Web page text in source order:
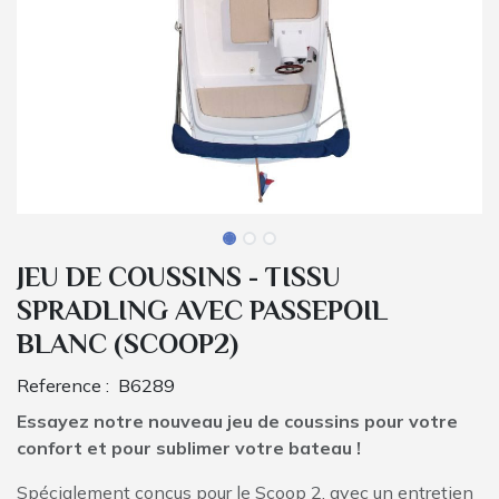
JEU DE COUSSINS - TISSU
SPRADLING AVEC PASSEPOIL
BLANC (SCOOP2)
Reference : B6289
Essayez notre nouveau jeu de coussins pour votre
confort et pour sublimer votre bateau !
Spécialement conçus pour le Scoop 2, avec un entretien